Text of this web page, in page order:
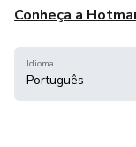
Conheça a
Idioma
Português